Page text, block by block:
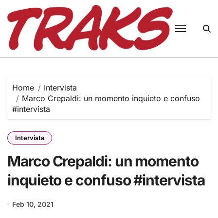
content
Home
Intervista
Marco Crepaldi: un momento inquieto e confuso
#intervista
Intervista
Marco Crepaldi: un momento
inquieto e confuso #intervista
Feb 10, 2021